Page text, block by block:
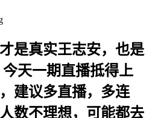
是真实王志安，也是
天一期直播抵得上
建议多直播，多连
数不理想，可能都去